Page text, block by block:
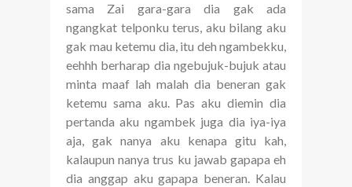
sama Zai gara-gara dia gak ada
ngangkat telponku terus, aku bilang aku
gak mau ketemu dia, itu deh ngambekku,
eehhh berharap dia ngebujuk-bujuk atau
minta maaf lah malah dia beneran gak
ketemu sama aku. Pas aku diemin dia
pertanda aku ngambek juga dia iya-iya
aja, gak nanya aku kenapa gitu kah,
kalaupun nanya trus ku jawab gapapa eh
dia anggap aku gapapa beneran. Kalau